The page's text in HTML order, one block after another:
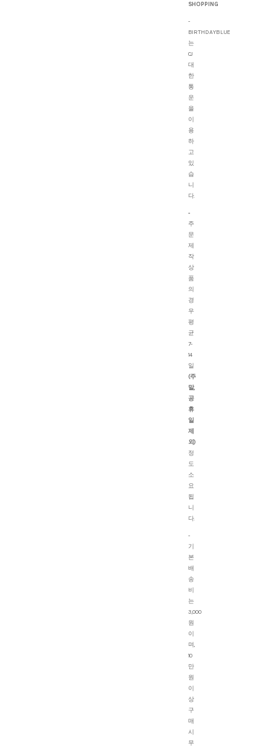
SHOPPING
-
BIRTHDAYBLUE
는
CJ
대
한
통
운
을
이
용
하
고
있
습
니
다.
-
주
문
제
작
상
품
의
경
우
평
균
7-
14
일
(주
말,
공
휴
일
제
외)
정
도
소
요
됩
니
다.
-
기
본
배
송
비
는
3,000
원
이
며,
10
만
원
이
상
구
매
시
무